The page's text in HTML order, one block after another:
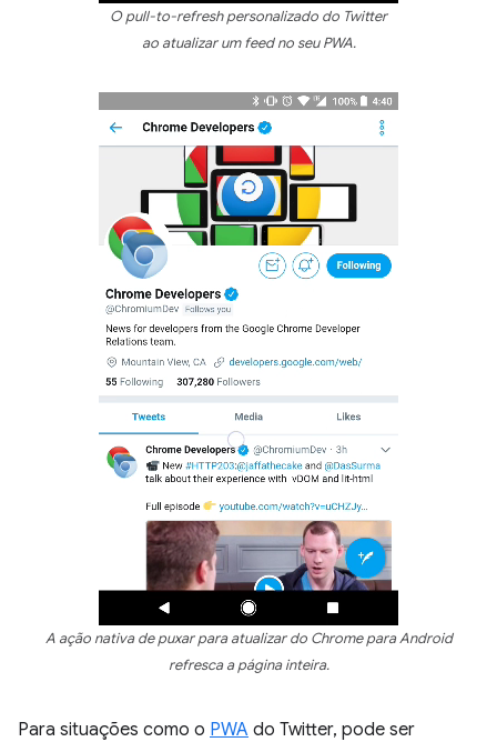
O pull-to-refresh personalizado do Twitter
ao atualizar um feed no seu PWA.
A ação nativa de puxar para atualizar do Chrome para Android
refresca a página inteira.
Para situações como o PWA do Twitter, pode ser